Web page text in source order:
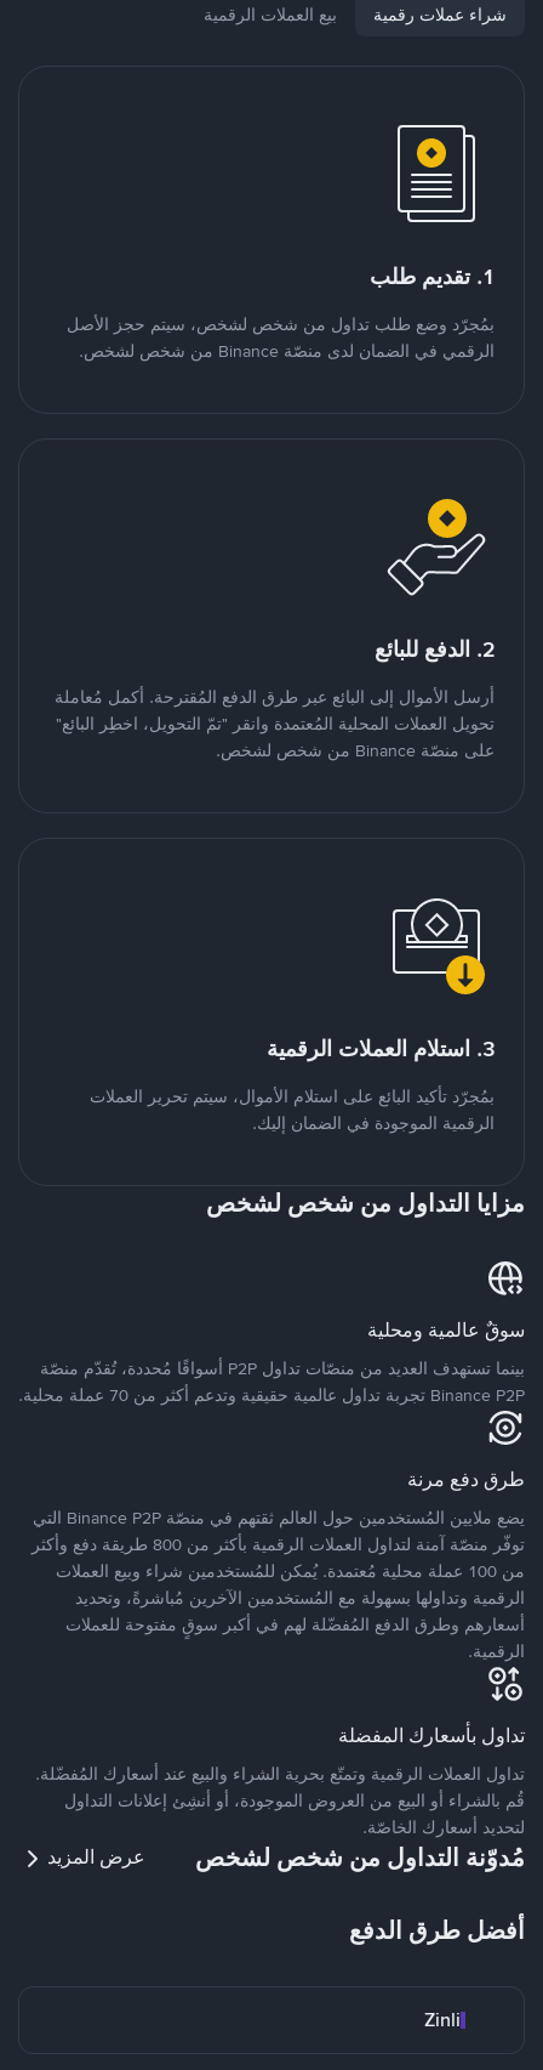
شراء عملات رقمية بيع العملات الرقمية
1. تقديم طلب
بمُجرّد وضع طلب تداول من شخص لشخص، سيتم حجز الأصل
الرقمي في الضمان لدى منصّة Binance من شخص لشخص.
2. الدفع للبائع
أرسل الأموال إلى البائع عبر طرق الدفع المُقترحة. أكمل مُعاملة
تحويل العملات المحلية المُعتمدة وانقر "تمّ التحويل، اخطِر البائع"
على منصّة Binance من شخص لشخص.
3. استلام العملات الرقمية
بمُجرّد تأكيد البائع على استلام الأموال، سيتم تحرير العملات
الرقمية الموجودة في الضمان إليك.
مزايا التداول من شخص لشخص
سوقٌ عالمية ومحلية
بينما تستهدف العديد من منصّات تداول P2P أسواقًا مُحددة، تُقدّم منصّة
Binance P2P تجربة تداول عالمية حقيقية وتدعم أكثر من 70 عملة محلية.
طرق دفع مرنة
يضع ملايين المُستخدمين حول العالم ثقتهم في منصّة Binance P2P التي
توفّر منصّة آمنة لتداول العملات الرقمية بأكثر من 800 طريقة دفع وأكثر
من 100 عملة محلية مُعتمدة. يُمكن للمُستخدمين شراء وبيع العملات
الرقمية وتداولها بسهولة مع المُستخدمين الآخرين مُباشرةً، وتحديد
أسعارهم وطرق الدفع المُفضّلة لهم في أكبر سوقٍ مفتوحة للعملات
الرقمية.
تداول بأسعارك المفضلة
تداول العملات الرقمية وتمتّع بحرية الشراء والبيع عند أسعارك المُفضّلة.
قُم بالشراء أو البيع من العروض الموجودة، أو أنشِئ إعلانات التداول
لتحديد أسعارك الخاصّة.
مُدوّنة التداول من شخص لشخص عرض المزيد
أفضل طرق الدفع
Zinli